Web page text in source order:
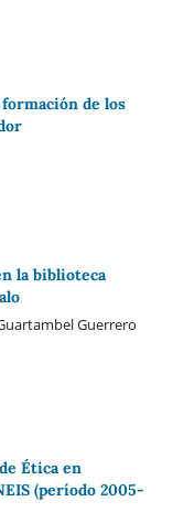
de los
la biblioteca
Guerrero
Ética en
(período 2005-